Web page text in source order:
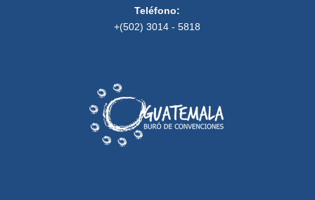
Teléfono:
+(502) 3014 - 5818